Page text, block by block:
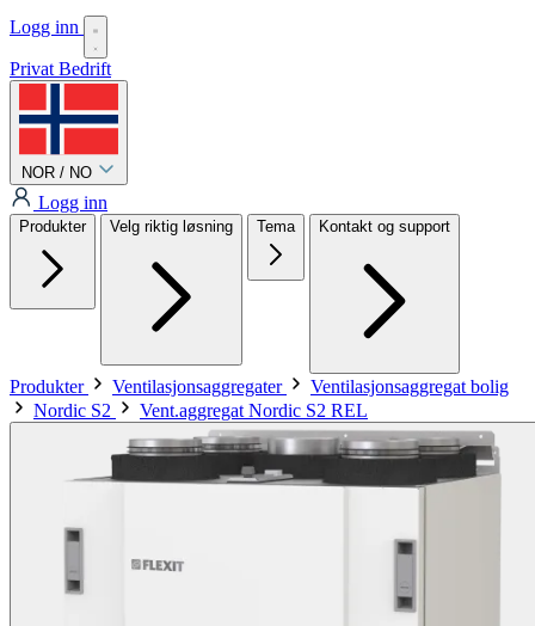
Logg inn
Privat Bedrift
NOR / NO
Logg inn
Produkter Velg riktig løsning Tema Kontakt og support
Produkter Ventilasjonsaggregater
Ventilasjonsaggregat bolig
Nordic S2
Vent.aggregat Nordic S2 REL